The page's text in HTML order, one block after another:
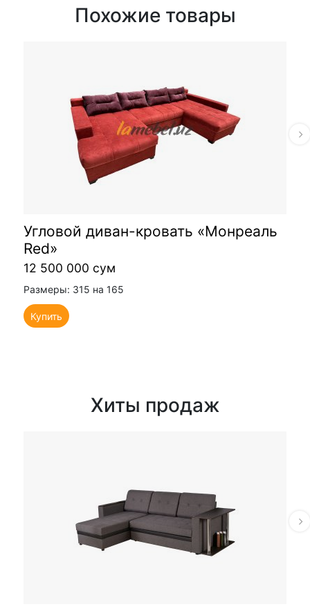
Похожие товары
Угловой диван-кровать «Монреаль
Red»
12 500 000 сум
Размеры: 315 на 165
Купить
Хиты продаж